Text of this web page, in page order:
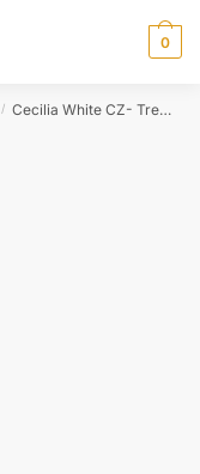
0
/ Cecilia White CZ- Tremun